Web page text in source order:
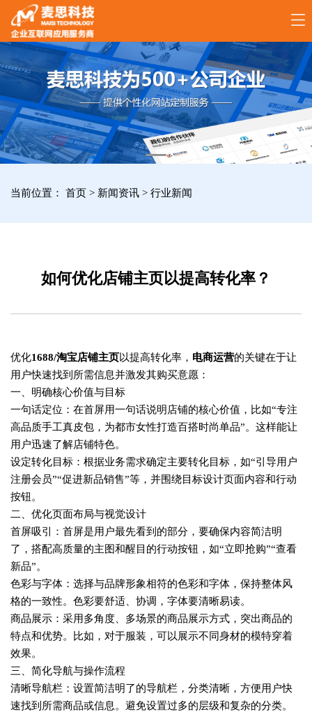
17789288861
全
国
咨
当前位置：首页 > 新闻资讯>行业新闻
如何优化店铺主页以提高转化率？
优化1688/淘宝店铺主页以提高转化率， 电商运营的关键在于让
用户快速找到所需信息并激发其购买意愿：
一、明确核心价值与目标
一句话定位‌：在首屏用一句话说明店铺的核心价值，比如“专注
高品质手工真皮包，为都市女性打造百搭时尚单品”。这样能让
用户迅速了解店铺特色。
设定转化目标‌：根据业务需求确定主要转化目标，如“引导用户
注册会员”“促进新品销售”等，并围绕目标设计页面内容和行动
按钮。
二、优化页面布局与视觉设计
首屏吸引‌：首屏是用户最先看到的部分，要确保内容简洁明
了，搭配高质量的主图和醒目的行动按钮，如“立即抢购”“查看
新品”。
色彩与字体‌：选择与品牌形象相符的色彩和字体，保持整体风
格的一致性。色彩要舒适、协调，字体要清晰易读。
商品展示‌：采用多角度、多场景的商品展示方式，突出商品的
特点和优势。比如，对于服装，可以展示不同身材的模特穿着
效果。
三、简化导航与操作流程
清晰导航栏‌：设置简洁明了的导航栏，分类清晰，方便用户快
速找到所需商品或信息。避免设置过多的层级和复杂的分类。